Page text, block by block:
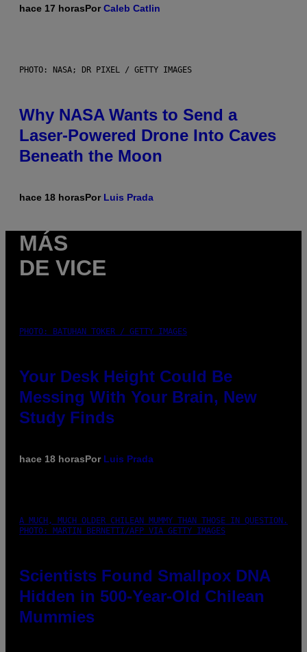
hace 17 horasPorCaleb Catlin
PHOTO: NASA; DR PIXEL / GETTY IMAGES
Why NASA Wants to Send a
Laser-Powered Drone Into Caves
Beneath the Moon
hace 18 horasPor Luis Prada
MÁS
DE VICE
PHOTO: BATUHAN TOKER / GETTY IMAGES
Your Desk Height Could Be
Messing With Your Brain, New
Study Finds
hace 18 horasPor Luis Prada
A MUCH, MUCH OLDER CHILEAN MUMMY THAN THOSE IN QUESTION.
PHOTO: MARTIN BERNETTI/AFP VIA GETTY IMAGES
Scientists Found Smallpox DNA
Hidden in 500-Year-Old Chilean
Mummies